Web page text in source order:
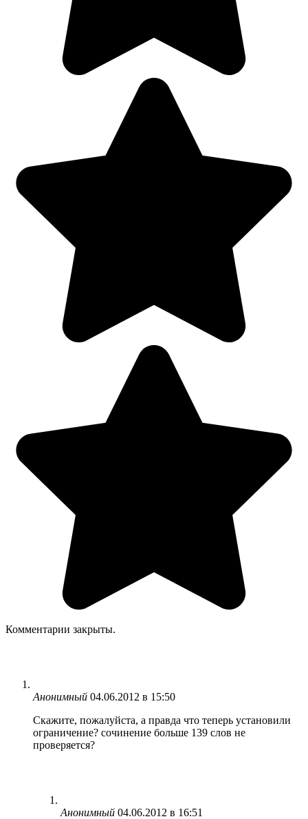
Комментарии закрыты.
Анонимный 04.06.2012 в 15:50
Скажите, пожалуйста, а правда что теперь установили
ограничение? сочинение больше 139 слов не
проверяется?
Анонимный 04.06.2012 в 16:51